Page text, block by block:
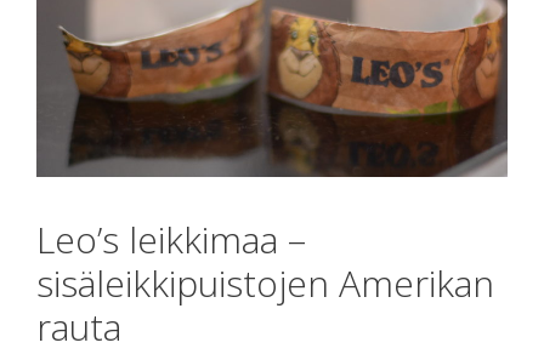
Leo’s leikkimaa –
sisäleikkipuistojen Amerikan
rauta